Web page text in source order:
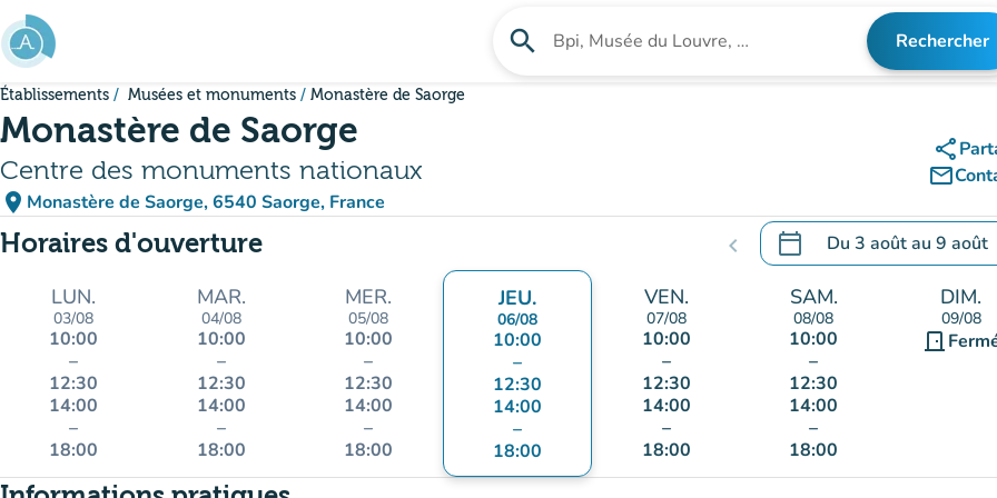
Aller au contenu principal
search Rechercher un établissement Rechercher
Établissements Musées et monuments Monastère de Saorge
Monastère de Saorge
Centre des monuments nationaux
place Monastère de Saorge, 6540 Saorge, France
(ouvrir dans Google Maps)
(nouvel onglet)
share
mail_outline
Horaires d'ouverture chevron_left calendar_today Du 3 aoûtau 9 août
.Ouvrir le calendrier pour
LUN.
03/08
10:00
–
12:30
14:00
–
18:00
MAR.
04/08
10:00
–
12:30
14:00
–
18:00
MER.
05/08
10:00
–
12:30
14:00
–
18:00
JEU.
06/08
10:00
–
12:30
14:00
–
18:00
VEN.
07/08
10:00
–
12:30
14:00
–
18:00
SAM.
08/08
10:00
–
12:30
14:00
–
18:00
DIM.
09/08
door_front